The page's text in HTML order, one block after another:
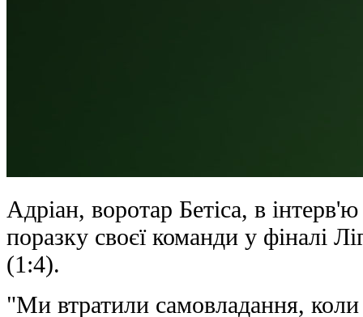
Адріан, воротар Бетіса, в
поразку своєї команди у фіналі
(1:4).
"Ми втратили самовладання,